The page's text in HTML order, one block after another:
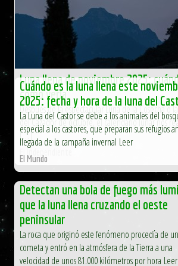
Luna llena de noviembre 2025:
cómo verla
Después de la espectacular Luna de la Cosecha o la
del Cazador de octubre, el calendario lunar nos
[…]
Cuándo es la luna llena este
2025: fecha y hora de la luna del
La Luna del Castor se debe a los animales del
especial a los castores, que preparan sus refugios
llegada de la campaña invernal Leer
El Mundo
Detectan una bola de fuego más
que la luna llena cruzando el oeste
peninsular
La roca que originó este fenómeno procedía de un
cometa y entró en la atmósfera de la Tierra a una
velocidad de unos 81.000 kilómetros por hora Leer